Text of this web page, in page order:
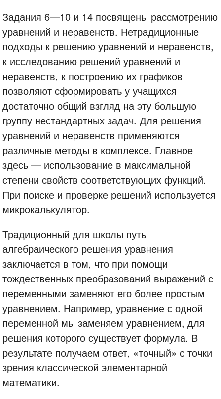
Задания 6—10 и 14 посвящены рассмотрению
уравнений и неравенств. Нетрадиционные
подходы к решению уравнений и неравенств,
к исследованию решений уравнений и
неравенств, к построению их графиков
позволяют сформировать у учащихся
достаточно общий взгляд на эту большую
группу нестандартных задач. Для решения
уравнений и неравенств применяются
различные методы в комплексе. Главное
здесь — использование в максимальной
степени свойств соответствующих функций.
При поиске и проверке решений используется
микрокалькулятор.
Традиционный для школы путь
алгебраического решения уравнения
заключается в том, что при помощи
тождественных преобразований выражений с
переменными заменяют его более простым
уравнением. Например, уравнение с одной
переменной мы заменяем уравнением, для
решения которого существует формула. В
результате получаем ответ, «точный» с точки
зрения классической элементарной
математики.